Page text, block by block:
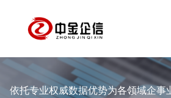
依托专业权威数据优势为各领域企事